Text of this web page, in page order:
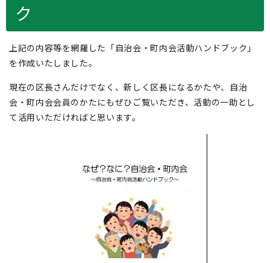
ク
上記の内容等を網羅した「自治会・町内会活動ハンドブック」
を作成いたしました。
現在の区長さんだけでなく、新しく区長になるかたや、自治
会・町内会会員のかたにもぜひご覧いただき、活動の一助とし
て活用いただければと思います。